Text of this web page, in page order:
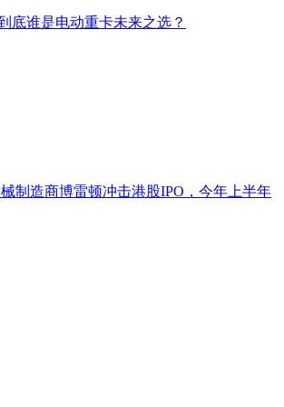
底谁是电动重卡未来之选？
制造商博雷顿冲击港股IPO，今年上半年